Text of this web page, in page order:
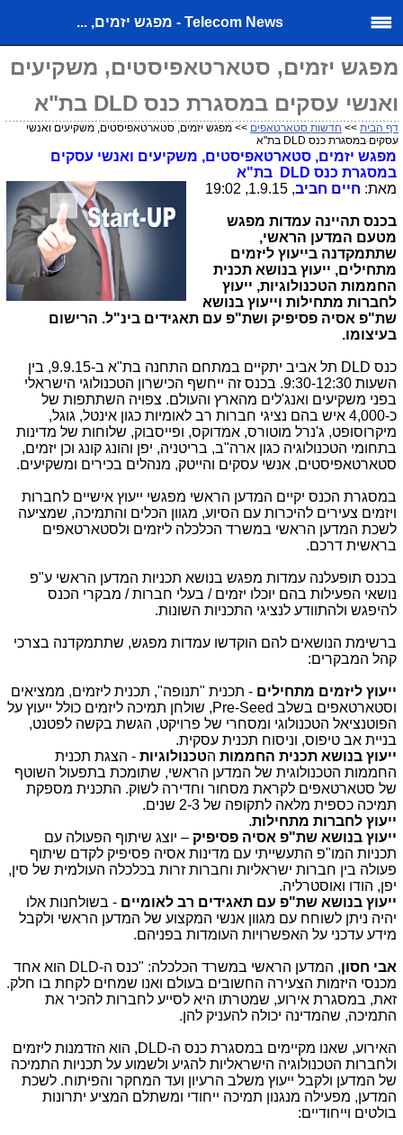
Telecom News - מפגש יזמים, ...
מפגש יזמים, סטארטאפיסטים, משקיעים
ואנשי עסקים במסגרת כנס DLD בת"א
דף הבית >> חדשות סטארטאפים >> מפגש יזמים, סטארטאפיסטים, משקיעים ואנשי
עסקים במסגרת כנס DLD בת"א
מפגש יזמים, סטארטאפיסטים, משקיעים ואנשי עסקים
במסגרת כנס DLD
בת"א
מאת: חיים חביב, 1.9.15, 19:02
בכנס תהיינה עמדות מפגש
מטעם המדען הראשי,
שתתמקדנה בייעוץ ליזמים
מתחילים, ייעוץ בנושא תכנית
החממות הטכנולוגיות, ייעוץ
לחברות מתחילות וייעוץ בנושא
שת"פ אסיה פסיפיק ושת"פ עם תאגידים בינ"ל. הרישום
בעיצומו.
כנס DLD
תל אביב יתקיים במתחם התחנה בת"א ב-9.9.15, בין
השעות 9:30-12:30. בכנס זה ייחשף הכישרון הטכנולוגי הישראלי
בפני משקיעים ואנג'לים מהארץ והעולם. צפויה השתתפות של
כ-4,000 איש בהם נציגי חברות רב לאומיות כגון אינטל, גוגל,
מיקרוסופט, ג'נרל מוטורס, אמדוקס, ופייסבוק, שלוחות של מדינות
בתחומי הטכנולוגיה כגון ארה"ב, בריטניה, יפן והונג קונג וכן יזמים,
סטארטאפיסטים, אנשי עסקים והייטק, מנהלים בכירים ומשקיעים.
במסגרת הכנס יקיים המדען הראשי מפגשי ייעוץ אישיים לחברות
ויזמים צעירים להיכרות עם הסיוע, מגוון הכלים והתמיכה, שמציעה
לשכת המדען הראשי במשרד הכלכלה ליזמים ולסטארטאפים
בראשית דרכם.
בכנס תופעלנה עמדות מפגש בנושא תכניות המדען הראשי ע"פ
נושאי הפעילות בהם יוכלו יזמים / בעלי חברות / מבקרי הכנס
להיפגש ולהתוודע לנציגי התכניות השונות.
ברשימת הנושאים להם הוקדשו עמדות מפגש, שתתמקדנה בצרכי
קהל המבקרים:
ייעוץ ליזמים מתחילים - תכנית "תנופה", תכנית ליזמים, ממציאים
וסטארטאפים בשלב Pre-Seed, שולחן תמיכה ליזמים כולל ייעוץ על
הפוטנציאל הטכנולוגי ומסחרי של פרויקט, הגשת בקשה לפטנט,
בניית אב טיפוס, וניסוח תכנית עסקית.
ייעוץ בנושא תכנית החממות הטכנולוגיות - הצגת תכנית
החממות הטכנולוגית של המדען הראשי, שתומכת בתפעול השוטף
של סטארטאפים לקראת מסחור וחדירה לשוק. התכנית מספקת
תמיכה כספית מלאה לתקופה של 2-3 שנים.
ייעוץ לחברות מתחילות.
ייעוץ בנושא שת"פ אסיה פסיפיק – יוצג שיתוף הפעולה עם
תכניות המו"פ התעשייתי עם מדינות אסיה פסיפיק לקדם שיתוף
פעולה בין חברות ישראליות וחברות זרות בכלכלה העולמית של סין,
יפן, הודו ואוסטרליה.
ייעוץ בנושא שת"פ עם תאגידים רב לאומיים - בשולחנות אלו
יהיה ניתן לשוחח עם מגוון אנשי המקצוע של המדען הראשי ולקבל
מידע עדכני על האפשרויות העומדות בפניהם.
אבי חסון, המדען הראשי במשרד הכלכלה: "כנס ה-DLD הוא אחד
מכנסי היזמות הצעירה החשובים בעולם ואנו שמחים לקחת בו חלק.
זאת, במסגרת אירוע, שמטרתו היא לסייע לחברות להכיר את
התמיכה, שהמדינה יכולה להעניק להן.
האירוע, שאנו מקיימים במסגרת כנס ה-DLD, הוא הזדמנות ליזמים
ולחברות הטכנולוגיה הישראליות להגיע ולשמוע על תכניות התמיכה
של המדען ולקבל ייעוץ משלב הרעיון ועד המחקר והפיתוח. לשכת
המדען, מפעילה מנגנון תמיכה ייחודי ומשתלם המציע יתרונות
בולטים וייחודיים: